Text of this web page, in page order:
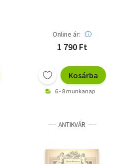
Magyar-német nyelvű!
Online ár:
1 790 Ft
Kosárba
6 - 8 munkanap
ANTIKVÁR